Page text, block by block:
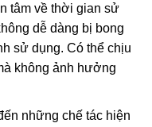
tâm về thời gian sử
dễ dàng bị bong
sử dụng. Có thể chịu
không ảnh hưởng
những chế tác hiện